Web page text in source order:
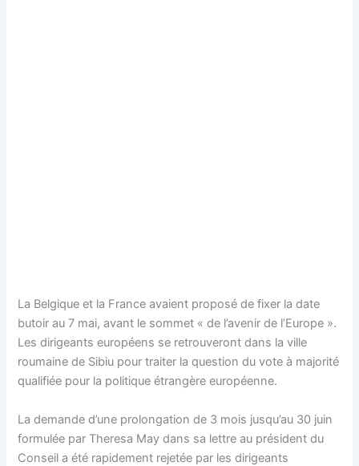
La Belgique et la France avaient proposé de fixer la date
butoir au 7 mai, avant le sommet « de l’avenir de l’Europe ».
Les dirigeants européens se retrouveront dans la ville
roumaine de Sibiu pour traiter la question du vote à majorité
qualifiée pour la politique étrangère européenne.
La demande d’une prolongation de 3 mois jusqu’au 30 juin
formulée par Theresa May dans sa lettre au président du
Conseil a été rapidement rejetée par les dirigeants